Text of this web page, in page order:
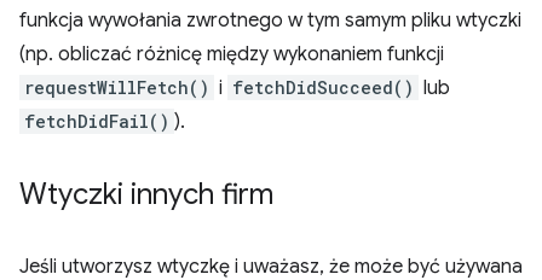
funkcja wywołania zwrotnego w tym samym pliku wtyczki
(np. obliczać różnicę między wykonaniem funkcji
requestWillFetch() i fetchDidSucceed() lub
fetchDidFail() ).
Wtyczki innych firm
Jeśli utworzysz wtyczkę i uważasz, że może być używana